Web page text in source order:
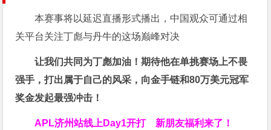
本赛事将以延迟直播形式播出，中国观众可通过相
关平台关注丁彪与丹牛的这场巅峰对决
让我们共同为丁彪加油！期待他在单挑赛场上不畏
强手，打出属于自己的风采，向金手链和80万美元冠军
奖金发起最强冲击！
APL济州站线上Day1开打 新朋友福利来了！